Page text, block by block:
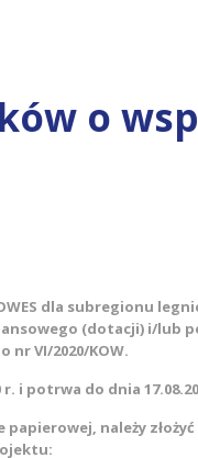
o
dla subregionu
(dotacji) i/lub
VI/2020/KOW.
i potrwa do dnia
papierowej, należy